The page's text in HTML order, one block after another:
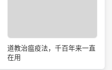
道教治瘟疫法，千百年来一直
在用